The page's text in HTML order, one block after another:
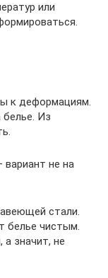
или
к деформациям.
белье. Из
не на
стали.
белье чистым.
а значит, не